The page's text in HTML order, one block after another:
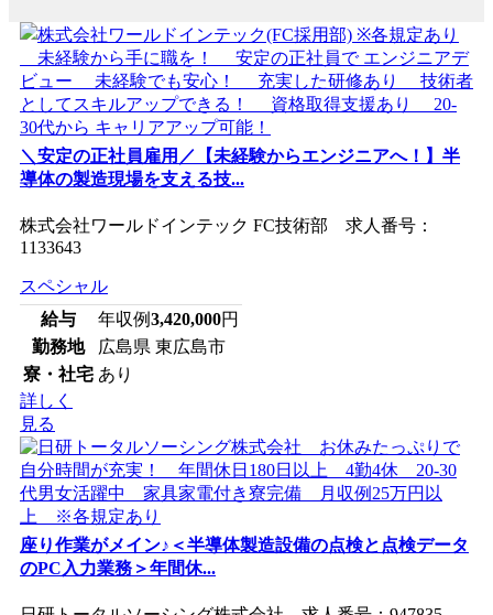
＼安定の正社員雇用／【未経験からエンジニアへ！】半
導体の製造現場を支える技...
株式会社ワールドインテック FC技術部 求人番号：
1133643
スペシャル
給与
年収例3,420,000円
勤務地
広島県 東広島市
寮・社宅 あり
詳しく
見る
座り作業がメイン♪＜半導体製造設備の点検と点検データ
のPC入力業務＞年間休...